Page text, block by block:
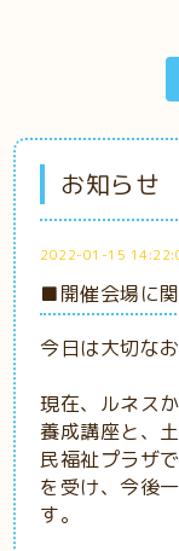
お知らせ
2022-01-15
■開催会場に
今日は大切な
現在、ルネス
養成講座と、
民福祉プラザ
を受け、今後
す。